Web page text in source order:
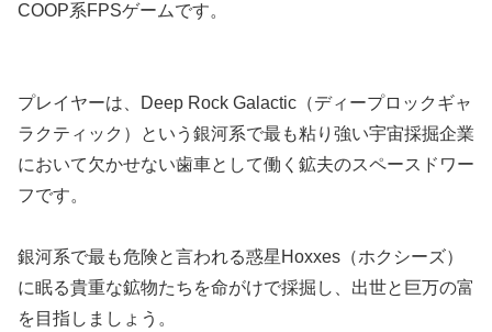
COOP系FPSゲームです。
プレイヤーは、Deep Rock Galactic（ディープロックギャ
ラクティック）という銀河系で最も粘り強い宇宙採掘企業
において欠かせない歯車として働く鉱夫のスペースドワー
フです。
銀河系で最も危険と言われる惑星Hoxxes（ホクシーズ）
に眠る貴重な鉱物たちを命がけで採掘し、出世と巨万の富
を目指しましょう。